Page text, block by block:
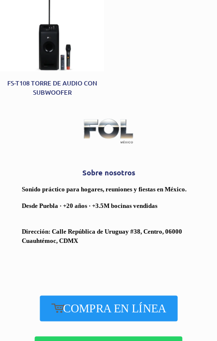
FS-T108 TORRE DE AUDIO CON
SUBWOOFER
Sobre nosotros
Sonido práctico para hogares, reuniones y fiestas en México.
Desde Puebla · +20 años · +3.5M bocinas vendidas
Dirección: Calle República de Uruguay #38, Centro, 06000
Cuauhtémoc, CDMX
COMPRA EN LÍNEA